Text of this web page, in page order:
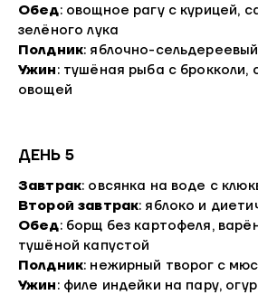
Обед: овощное рагу с курицей,
зелёного лука
Полдник: яблочно-
Ужин: тушёная рыба с брокколи,
овощей
ДЕНЬ 5
Завтрак: овсянка на воде с
Второй завтрак: яблоко и
Обед: борщ без картофеля,
тушёной капустой
Полдник: нежирный творог с
Ужин: филе индейки на пару,